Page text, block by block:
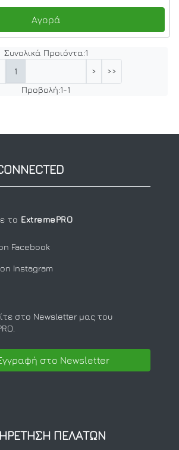
Αγορά
Συνολικά Προιόντα:1
1 >
>>
Προβολή:1-1
το ExtremePRO
Facebook
Instagram
στο Newsletter μας του
στο Newsletter
ΠΕΛΑΤΩΝ